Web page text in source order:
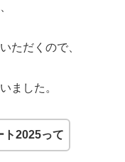
ただくので、
ました。
ト2025って